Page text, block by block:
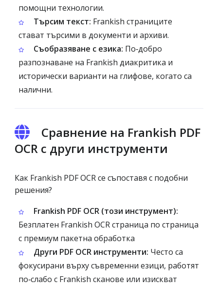
помощни технологии.
Търсим текст: Frankish страниците
стават търсими в документи и архиви.
Съобразяване с езика: По‑добро
разпознаване на Frankish диакритика и
исторически варианти на глифове, когато са
налични.
Сравнение на Frankish PDF
OCR с други инструменти
Как Frankish PDF OCR се съпоставя с подобни
решения?
Frankish PDF OCR (този инструмент):
Безплатен Frankish OCR страница по страница
с премиум пакетна обработка
Други PDF OCR инструменти: Често са
фокусирани върху съвременни езици, работят
по‑слабо с Frankish сканове или изискват